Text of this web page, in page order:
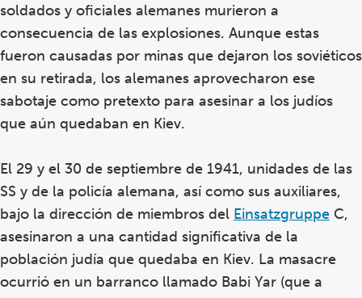
soldados y oficiales alemanes murieron a
consecuencia de las explosiones. Aunque estas
fueron causadas por minas que dejaron los soviéticos
en su retirada, los alemanes aprovecharon ese
sabotaje como pretexto para asesinar a los judíos
que aún quedaban en Kiev.
El 29 y el 30 de septiembre de 1941, unidades de las
SS y de la policía alemana, así como sus auxiliares,
bajo la dirección de miembros del Einsatzgruppe C,
asesinaron a una cantidad significativa de la
población judía que quedaba en Kiev. La masacre
ocurrió en un barranco llamado Babi Yar (que a